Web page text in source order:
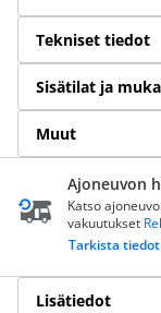
Tekniset tiedot
Sisätilat ja
Muut
Ajoneuvon
Katso
vakuutukset
Tarkista tiedot
Lisätiedot